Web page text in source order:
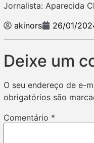
Jornalista: Aparecida
akinors
26/01/
Deixe um
O seu endereço de e-
obrigatórios são
Comentário *